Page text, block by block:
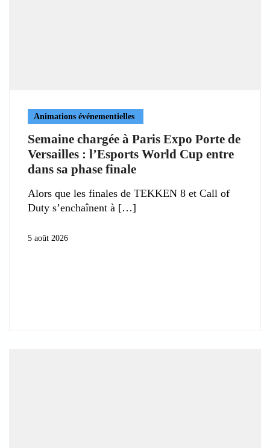
Animations événementielles
Semaine chargée à Paris Expo Porte de
Versailles : l’Esports World Cup entre
dans sa phase finale
Alors que les finales de TEKKEN 8 et Call of
Duty s’enchaînent à
5 août 2026